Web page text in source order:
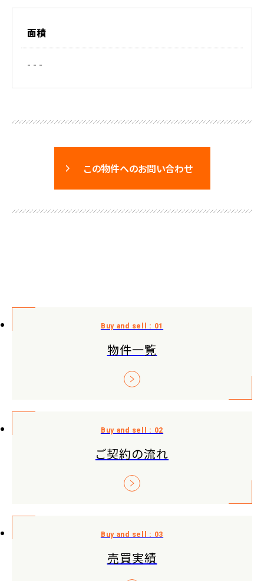
面積
- - -
この物件へのお問い合わせ
物件一覧
ご契約の流れ
売買実績